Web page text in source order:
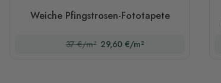
Weiche Pfingstrosen-Fototapete
37 €/m² 29,60 €/m²